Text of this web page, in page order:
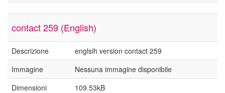
contact 259 (English)
Descrizione
englsih version contact 259
Immagine
Nessuna immagine disponibile
Dimensioni
109.53kB